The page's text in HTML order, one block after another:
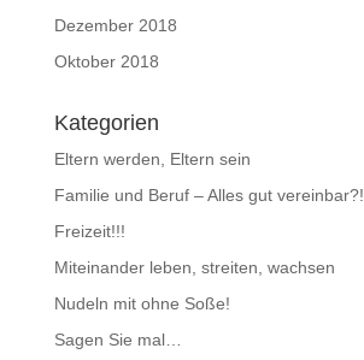
Dezember 2018
Oktober 2018
Kategorien
Eltern werden, Eltern sein
Familie und Beruf – Alles gut vereinbar?!
Freizeit!!!
Miteinander leben, streiten, wachsen
Nudeln mit ohne Soße!
Sagen Sie mal…